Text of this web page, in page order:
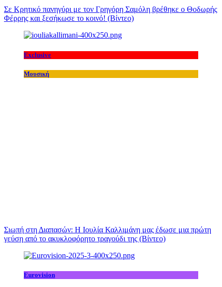
Σε Κρητικό πανηγύρι με τον Γρηγόρη Σαμόλη βρέθηκε ο Θοδωρής
Φέρρης και ξεσήκωσε το κοινό! (Βίντεο)
Exclusive
Μουσική
Σιωπή στη Διαπασών: Η Ιουλία Καλλιμάνη μας έδωσε μια πρώτη
γεύση από το ακυκλοφόρητο τραγούδι της (Βίντεο)
Eurovision